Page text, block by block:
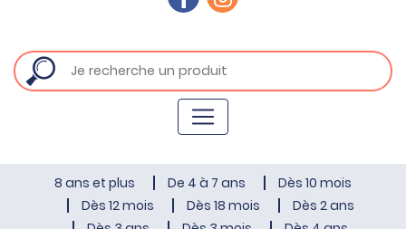
8 ans et plus De 4 à 7 ans
Dès 10 mois
Dès 12 mois
Dès 18 mois
Dès 2 ans